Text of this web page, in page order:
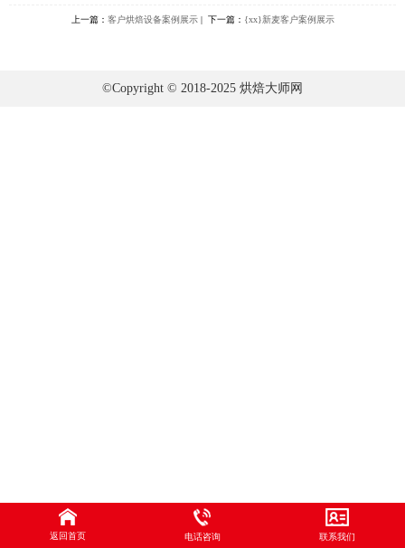
上一篇： 客户烘焙设备案例展示| 下一篇： {xx}新麦客户案例展示
©Copyright © 2018-2025 烘焙大师网
返回首页 电话咨询 联系我们